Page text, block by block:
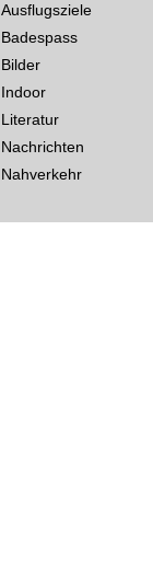
Ausflugsziele
Badespass
Bilder
Indoor
Literatur
Nachrichten
Nahverkehr